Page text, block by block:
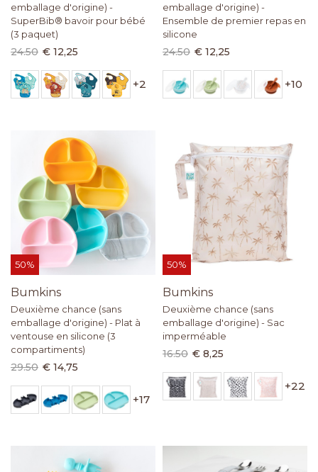
emballage d'origine) -
SuperBib® bavoir pour bébé
(3 paquet)
24.50 € 12,25
+2
emballage d'origine) -
Ensemble de premier repas en
silicone
24.50 € 12,25
+10
50%
Bumkins
Deuxième chance (sans
emballage d'origine) - Plat à
ventouse en silicone (3
compartiments)
29.50 € 14,75
+17
50%
Bumkins
Deuxième chance (sans
emballage d'origine) - Sac
imperméable
16.50 € 8,25
+22